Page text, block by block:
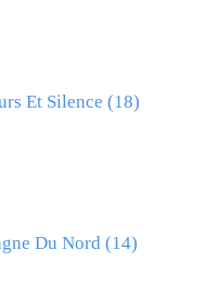
Et Silence (18)
Du Nord (14)